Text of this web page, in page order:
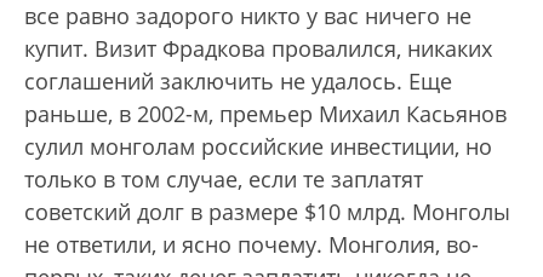
все равно задорого никто у вас ничего не
купит. Визит Фрадкова провалился, никаких
соглашений заключить не удалось. Еще
раньше, в 2002-м, премьер Михаил Касьянов
сулил монголам российские инвестиции, но
только в том случае, если те заплатят
советский долг в размере $10 млрд. Монголы
не ответили, и ясно почему. Монголия, во-